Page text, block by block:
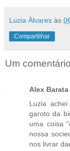
Luzia Álvares às
Compartilhar
Um
Alex
Luzia
garoto da
uma coisa
nossa
nos livrar